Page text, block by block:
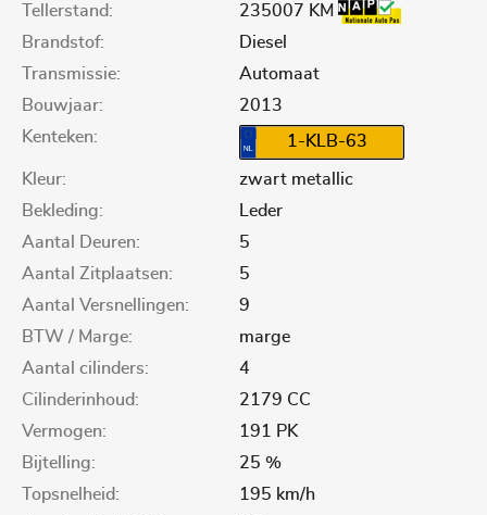
Tellerstand:
235007 KM
Brandstof:
Diesel
Transmissie:
Automaat
Bouwjaar:
2013
Kenteken:
1-KLB-63
Kleur:
zwart metallic
Bekleding:
Leder
Aantal Deuren:
5
Aantal Zitplaatsen:
5
Aantal Versnellingen:
9
BTW / Marge:
marge
Aantal cilinders:
4
Cilinderinhoud:
2179 CC
Vermogen:
191 PK
Bijtelling:
25 %
Topsnelheid:
195 km/h